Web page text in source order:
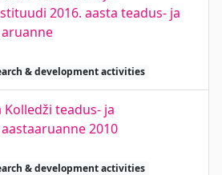
2016. aasta teadus- ja
& development activities
Kolledži teadus- ja
2010
& development activities